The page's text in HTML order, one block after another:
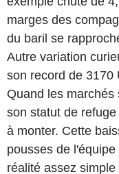
marges des
du baril se
Autre variation
son record de 3170
Quand les
son statut de
à monter. Cette
pousses de
réalité assez